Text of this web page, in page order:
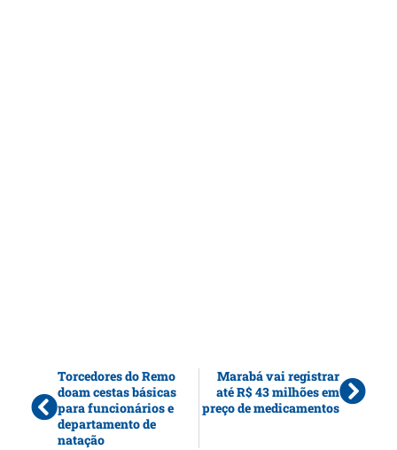
Torcedores do Remo
doam cestas básicas
para funcionários e
departamento de
natação
Marabá vai registrar
até R$ 43 milhões em
preço de medicamentos